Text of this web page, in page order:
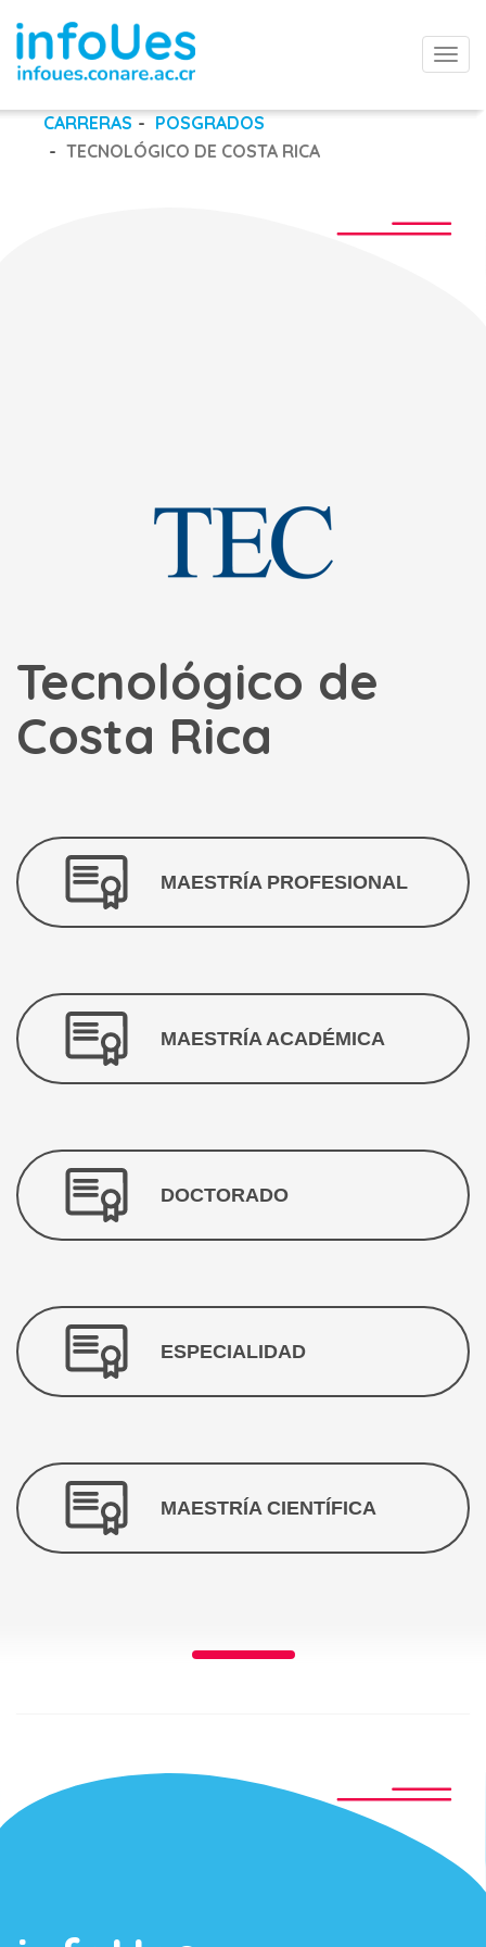
CARRERAS
POSGRADOS
TECNOLÓGICO DE COSTA RICA
Tecnológico de
Costa Rica
MAESTRÍA PROFESIONAL
MAESTRÍA ACADÉMICA
DOCTORADO
ESPECIALIDAD
MAESTRÍA CIENTÍFICA